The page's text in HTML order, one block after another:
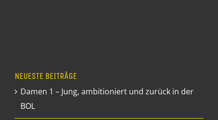
NEUESTE BEITRÄGE
Damen 1 – Jung, ambitioniert und zurück in der
BOL